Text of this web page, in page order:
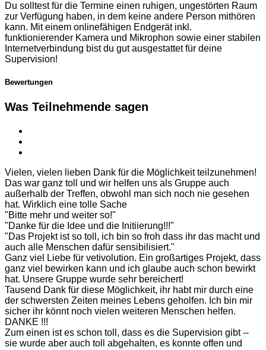
Du solltest für die Termine einen ruhigen, ungestörten Raum
zur Verfügung haben, in dem keine andere Person mithören
kann. Mit einem onlinefähigen Endgerät inkl.
funktionierender Kamera und Mikrophon sowie einer stabilen
Internetverbindung bist du gut ausgestattet für deine
Supervision!
Bewertungen
Was Teilnehmende sagen
Vielen, vielen lieben Dank für die Möglichkeit teilzunehmen!
Das war ganz toll und wir helfen uns als Gruppe auch
außerhalb der Treffen, obwohl man sich noch nie gesehen
hat. Wirklich eine tolle Sache
"Bitte mehr und weiter so!"
"Danke für die Idee und die Initiierung!!!"
"Das Projekt ist so toll, ich bin so froh dass ihr das macht und
auch alle Menschen dafür sensibilisiert."
Ganz viel Liebe für vetivolution. Ein großartiges Projekt, dass
ganz viel bewirken kann und ich glaube auch schon bewirkt
hat. Unsere Gruppe wurde sehr bereichert!
Tausend Dank für diese Möglichkeit, ihr habt mir durch eine
der schwersten Zeiten meines Lebens geholfen. Ich bin mir
sicher ihr könnt noch vielen weiteren Menschen helfen.
DANKE !!!
Zum einen ist es schon toll, dass es die Supervision gibt --
sie wurde aber auch toll abgehalten, es konnte offen und